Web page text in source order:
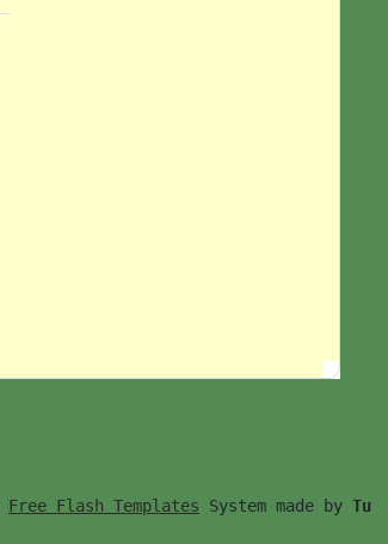
Free Flash Templates System made by Tu